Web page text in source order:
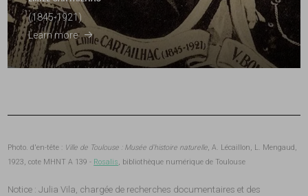
(1845-1921)
Learn more
Photo. d'en-tête : Ville de Toulouse : Musée d'histoire naturelle, A. Lécaillon, L. Mengaud,
1923, cote MHNT A 139 - Rosalis, bibliothèque numérique de Toulouse
Notice : Julia Vila, chargée de recherches documentaires et des